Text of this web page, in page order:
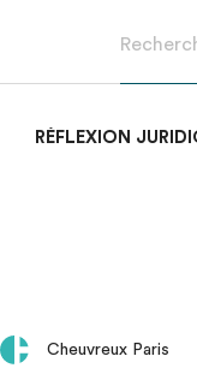
RÉFLEXION
Cheuvreux Paris